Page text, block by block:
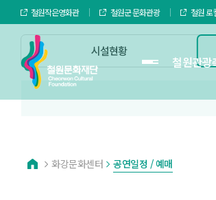
철원작은영화관 철원군 문화관광 철원 로
철원관광
시설현황
화강문화센터 공연일정 / 예매